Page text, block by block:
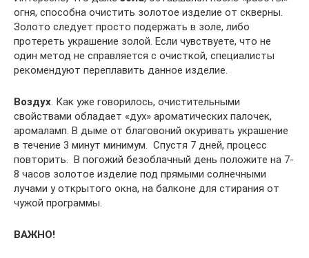
огня, способна очистить золотое изделие от скверны.
Золото следует просто подержать в золе, либо
протереть украшение золой. Если чувствуете, что не
один метод не справляется с очисткой, специалисты
рекомендуют переплавить данное изделие.
Воздух. Как уже говорилось, очистительными
свойствами обладает «дух» ароматических палочек,
аромаламп. В дыме от благовоний окуривать украшение
в течение 3 минут минимум. Спустя 7 дней, процесс
повторить. В погожий безоблачный день положите на 7-
8 часов золотое изделие под прямыми солнечными
лучами у открытого окна, на балконе для стирания от
чужой программы.
ВАЖНО!